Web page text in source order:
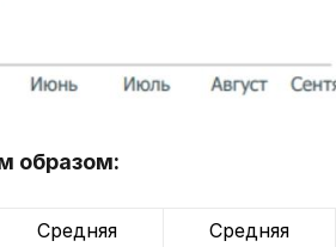
образом:
Средняя
Средняя